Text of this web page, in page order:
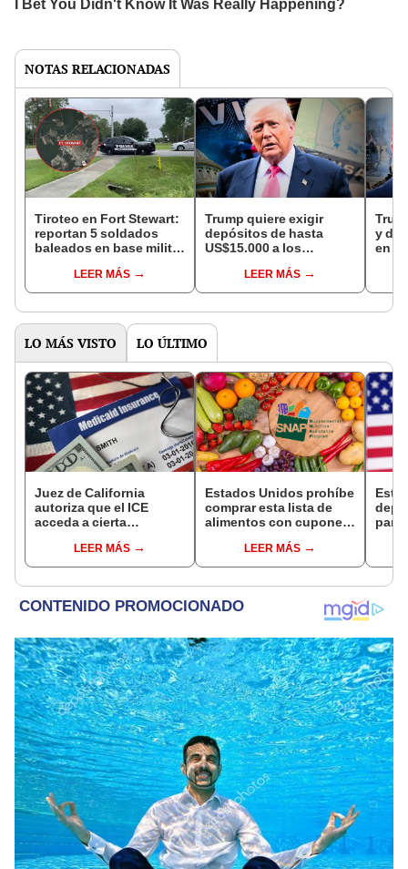
NOTAS RELACIONADAS
Tiroteo en Fort Stewart:
reportan 5 soldados
baleados en base militar
LEER MÁS
Trump quiere exigir
depósitos de hasta
US$15.000 a los
entrar a EEUU en este
2025
LEER MÁS
y
en
LO MÁS VISTO LO ÚLTIMO
Juez de California
autoriza que el ICE
acceda a cierta
inmigrantes inscritos en
Medicaid
LEER MÁS
Estados Unidos prohíbe
comprar esta lista de
alimentos con cupones
desde 2026LEER MÁS
para
se